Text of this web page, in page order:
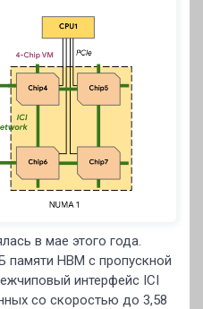
в мае этого года.
HBM с пропускной
интерфейс ICI
со скоростью до 3,58